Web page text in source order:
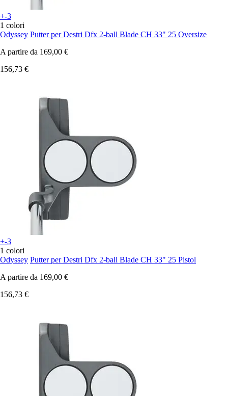
+-3
1 colori
Odyssey Putter per Destri Dfx 2-ball Blade CH 33" 25 Oversize
A partire da 169,00 €
156,73 €
+-3
1 colori
Odyssey Putter per Destri Dfx 2-ball Blade CH 33" 25 Pistol
A partire da 169,00 €
156,73 €